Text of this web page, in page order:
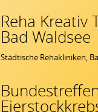
Reha Kreativ
Bad Waldsee
Städtische Rehakliniken,